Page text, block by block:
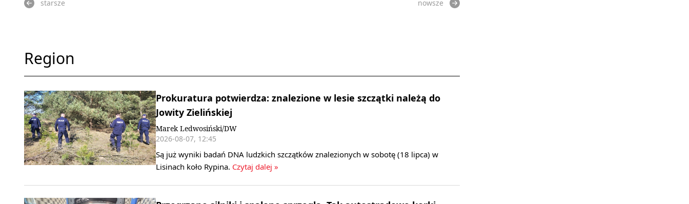
starsze nowsze
Region
Prokuratura potwierdza: znalezione w lesie szczątki należą do
Jowity Zielińskiej
Marek Ledwosiński/DW
2026-08-07, 12:45
Są już wyniki badań DNA ludzkich szczątków znalezionych w sobotę (18 lipca) w
Lisinach koło Rypina. Czytaj dalej »